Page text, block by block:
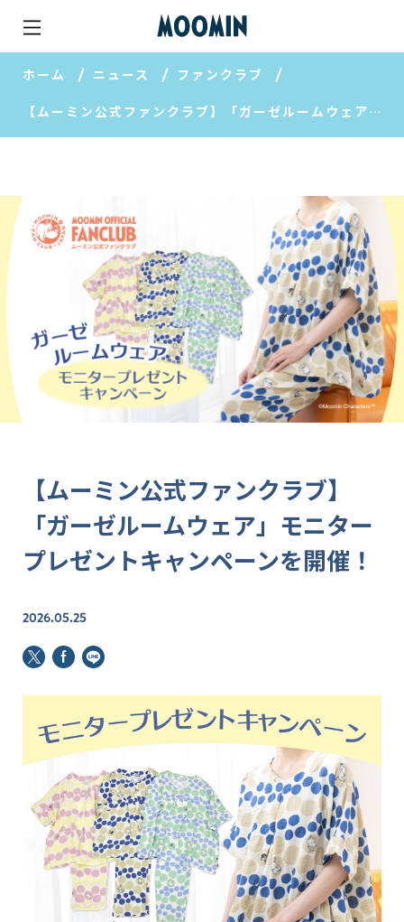
ホーム ニュース ファンクラブ
【ムーミン公式ファンクラブ】「ガーゼルームウェア」モニタープレゼントキャンペーンを開催！
【ムーミン公式ファンクラブ】
「ガーゼルームウェア」モニター
プレゼントキャンペーンを開催！
2026.05.25